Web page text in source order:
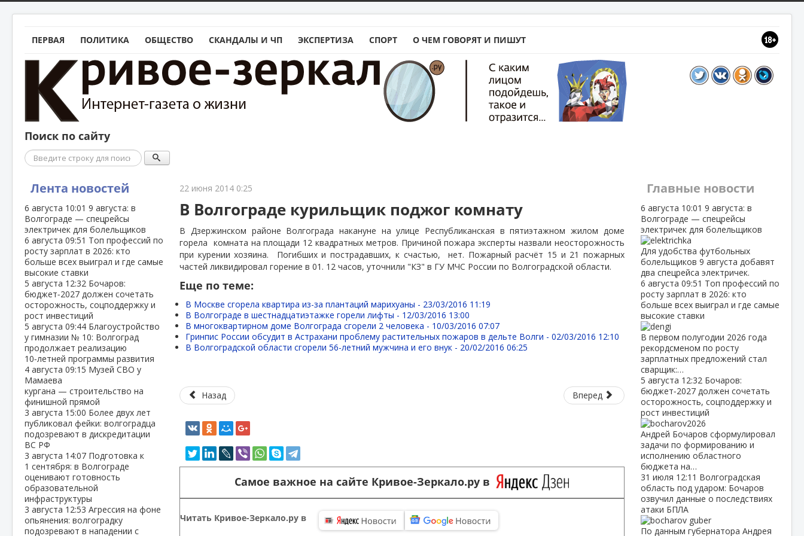
ПЕРВАЯ ПОЛИТИКА ОБЩЕСТВО СКАНДАЛЫ И ЧП ЭКСПЕРТИЗА СПОРТ О ЧЕМ ГОВОРЯТ И ПИШУТ
Поиск по сайту
Поиск
Лента новостей
6 августа 10:01 9 августа: в
Волгограде — спецрейсы
электричек для болельщиков
6 августа 09:51 Топ профессий по
росту зарплат в 2026: кто
больше всех выиграл и где самые
высокие ставки
5 августа 12:32 Бочаров:
бюджет‑2027 должен сочетать
осторожность, соцподдержку и
рост инвестиций
5 августа 09:44 Благоустройство
у гимназии № 10: Волгоград
продолжает реализацию
10‑летней программы развития
4 августа 09:15 Музей СВО у
Мамаева
кургана — строительство на
финишной прямой
3 августа 15:00 Более двух лет
публиковал фейки: волгоградца
подозревают в дискредитации
ВС РФ
3 августа 14:07 Подготовка к
1 сентября: в Волгограде
оценивают готовность
образовательной
инфраструктуры
3 августа 12:53 Агрессия на фоне
опьянения: волгоградку
подозревают в нападении с
22 июня 2014 0:25
В Волгограде курильщик поджог комнату
В Дзержинском районе Волгограда накануне на улице Республиканская в пятиэтажном жилом доме
горела комната на площади 12 квадратных метров. Причиной пожара эксперты назвали неосторожность
при курении хозяина.
Погибших и пострадавших, к счастью,
нет. Пожарный расчёт 15 и 21 пожарных
частей ликвидировал горение в 01. 12 часов, уточнили "КЗ" в ГУ МЧС России по Волгоградской области.
Еще по теме:
В Москве сгорела квартира из-за плантаций марихуаны - 23/03/2016 11:19
В Волгограде в шестнадцатиэтажке горели лифты - 12/03/2016 13:00
В многоквартирном доме Волгограда сгорели 2 человека - 10/03/2016 07:07
Гринпис России обсудит в Астрахани проблему растительных пожаров в дельте Волги -02/03/2016 12:10
В Волгоградской области сгорели 56-летний мужчина и его внук - 20/02/2016 06:25
Назад Вперед
Самое важное на сайте Кривое-Зеркало.ру в
Читать Кривое-Зеркало.ру в
Главные новости
6 августа 10:01 9 августа: в
Волгограде — спецрейсы
электричек для болельщиков
Для удобства футбольных
болельщиков 9 августа добавят
два спецрейса электричек.
6 августа 09:51 Топ профессий по
росту зарплат в 2026: кто
больше всех выиграл и где самые
высокие ставки
В первом полугодии 2026 года
рекордсменом по росту
зарплатных предложений стал
сварщик:…
5 августа 12:32 Бочаров:
бюджет‑2027 должен сочетать
осторожность, соцподдержку и
рост инвестиций
Андрей Бочаров сформулировал
задачи по формированию и
исполнению областного
бюджета на…
31 июля 12:11 Волгоградская
область под ударом: Бочаров
озвучил данные о последствиях
атаки БПЛА
По данным губернатора Андрея